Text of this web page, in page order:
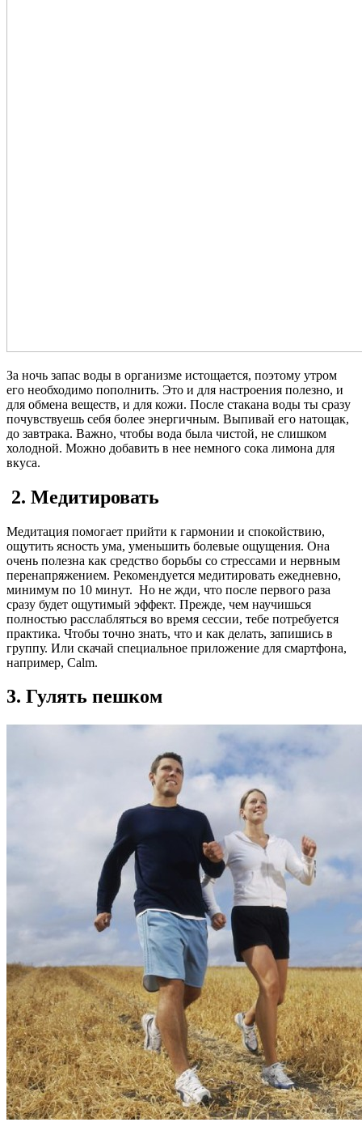
За ночь запас воды в организме истощается, поэтому утром
его необходимо пополнить. Это и для настроения полезно, и
для обмена веществ, и для кожи. После стакана воды ты сразу
почувствуешь себя более энергичным. Выпивай его натощак,
до завтрака. Важно, чтобы вода была чистой, не слишком
холодной. Можно добавить в нее немного сока лимона для
вкуса.
2. Медитировать
Медитация помогает прийти к гармонии и спокойствию,
ощутить ясность ума, уменьшить болевые ощущения. Она
очень полезна как средство борьбы со стрессами и нервным
перенапряжением. Рекомендуется медитировать ежедневно,
минимум по 10 минут. Но не жди, что после первого раза
сразу будет ощутимый эффект. Прежде, чем научишься
полностью расслабляться во время сессии, тебе потребуется
практика. Чтобы точно знать, что и как делать, запишись в
группу. Или скачай специальное приложение для смартфона,
например, Calm.
3. Гулять пешком